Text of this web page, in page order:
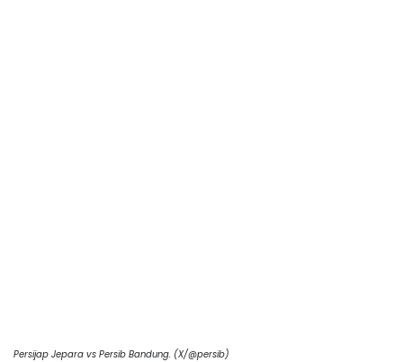
Persijap Jepara vs Persib Bandung. (X/@persib)